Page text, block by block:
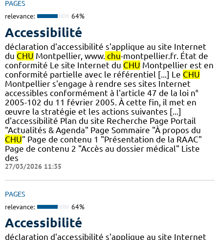
PAGES
relevance: 64%
Accessibilité
déclaration d'accessibilité s'applique au site Internet
du CHU Montpellier, www. chu-montpellier.fr. État de
conformité Le site Internet du CHU Montpellier est en
conformité partielle avec le référentiel [...] Le CHU
Montpellier s'engage à rendre ses sites Internet
accessibles conformément à l'article 47 de la loi n°
2005-102 du 11 février 2005. À cette fin, il met en
œuvre la stratégie et les actions suivantes [...]
d'accessibilité Plan du site Recherche Page Portail
"Actualités & Agenda" Page Sommaire "À propos du
CHU" Page de contenu 1 "Présentation de la RAAC"
Page de contenu 2 "Accès au dossier médical" Liste
des
27/03/2026 11:35
PAGES
relevance: 64%
Accessibilité
déclaration d'accessibilité s'applique au site Internet